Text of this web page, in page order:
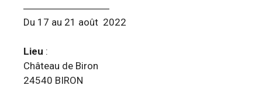
Du 17 au 21 août 2022
Lieu :
Château de Biron
24540 BIRON